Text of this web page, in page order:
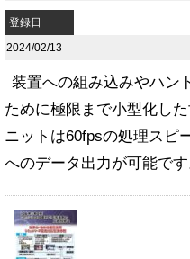
登録日
2024/02/13
装置への組み込みやハン
ために極限まで小型化し
ニットは60fpsの処理スピ
へのデータ出力が可能で